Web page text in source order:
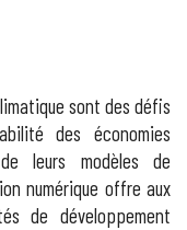
sont des défis
des économies
leurs modèles de
numérique offre aux
de développement